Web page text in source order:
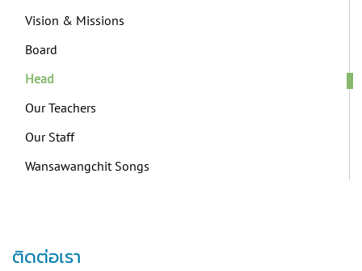
Vision & Missions
Board
Head
Our Teachers
Our Staff
Wansawangchit Songs
ติดต่อเรา